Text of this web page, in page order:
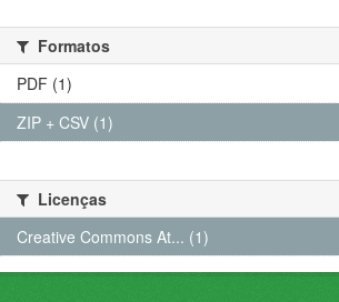
Formatos
PDF (1)
ZIP + CSV (1)
Licenças
Creative Commons At... (1)